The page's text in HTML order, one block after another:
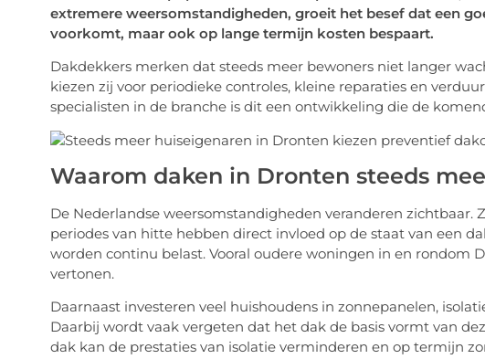
extremere weersomstandigheden, groeit het besef dat een
voorkomt, maar ook op lange termijn kosten bespaart.
Dakdekkers merken dat steeds meer bewoners niet langer
kiezen zij voor periodieke controles, kleine reparaties en
specialisten in de branche is dit een ontwikkeling die de
Waarom daken in Dronten steeds
De Nederlandse weersomstandigheden veranderen zichtbaar.
periodes van hitte hebben direct invloed op de staat van een
worden continu belast. Vooral oudere woningen in en rondom
vertonen.
Daarnaast investeren veel huishoudens in zonnepanelen,
Daarbij wordt vaak vergeten dat het dak de basis vormt van
dak kan de prestaties van isolatie verminderen en op termijn